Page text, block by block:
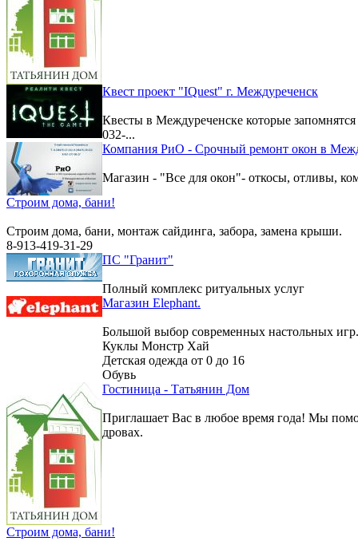
Квест проект "IQuest" г. Междуреченск
Квесты в Междуреченске которые
032-...
Компания РиО - Срочный ремонт окон в
Магазин - "Все для окон"- откосы, отливы,
Строим дома, бани!
Строим дома, бани, монтаж сайдинга, забора, замена крыши.
8-913-419-31-29
ПС "Гранит"
Полный комплекс ритуальных услуг
Магазин Elephant.
Большой выбор современных настольных игр.
Куклы Монстр Хай
Детская одежда от 0 до 16
Обувь
Гостиница - Татьянин Дом
Приглашает Вас в любое время года! Мы
дровах.
Строим дома, бани!